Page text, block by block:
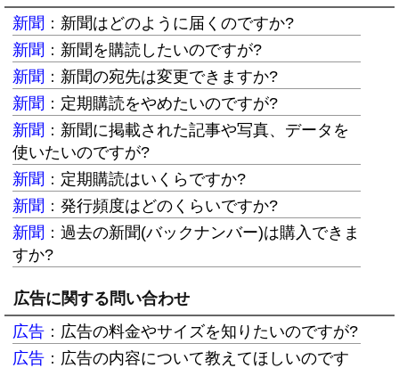
新聞 ： 新聞はどのように届くのですか?
新聞 ： 新聞を購読したいのですが?
新聞 ： 新聞の宛先は変更できますか?
新聞 ： 定期購読をやめたいのですが?
新聞 ： 新聞に掲載された記事や写真、データを
使いたいのですが?
新聞 ： 定期購読はいくらですか?
新聞 ： 発行頻度はどのくらいですか?
新聞 ： 過去の新聞(バックナンバー)は購入できま
すか?
広告に関する問い合わせ
広告 ： 広告の料金やサイズを知りたいのですが?
広告 ： 広告の内容について教えてほしいのです